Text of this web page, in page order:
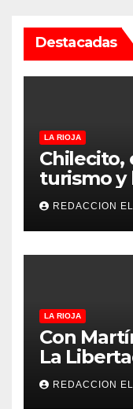
Destacadas
LA RIOJA
Chilecito,
turismo y
arranca
regional
REDACCION
LA RIOJA
Con
La
REDACCION